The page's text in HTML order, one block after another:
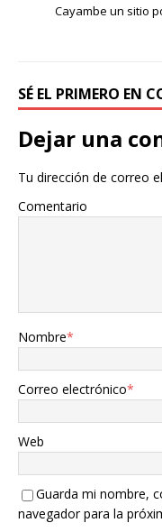
Cayambe un sitio
SÉ EL PRIMERO EN
Dejar una
Tu dirección de correo
Comentario
Nombre*
Correo electrónico*
Web
Guarda mi nombre,
navegador para la